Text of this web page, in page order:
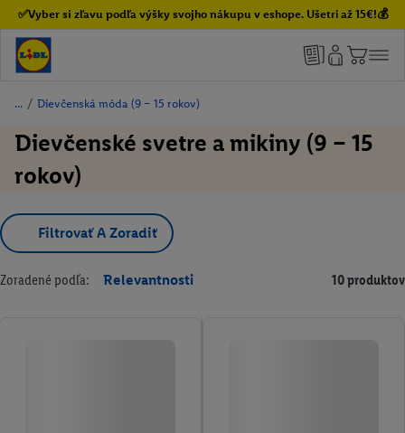
✅Vyber si zľavu podľa výšky svojho nákupu v eshope. Ušetri až 15€!💰
/ Dievčenská móda (9 – 15 rokov)
Dievčenské svetre a mikiny (9 – 15
rokov)
Filtrovať A Zoradiť
Zoradené podľa: Relevantnosti 10 produktov